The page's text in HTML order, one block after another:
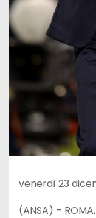
venerdì 23
(ANSA) –